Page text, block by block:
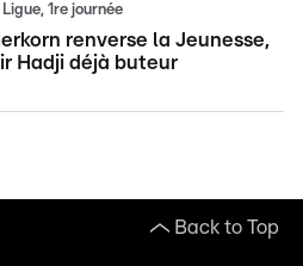
Ligue, 1re journée
renverse la Jeunesse,
Hadji déjà buteur
Back to Top